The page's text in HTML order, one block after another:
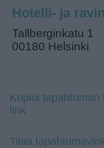
Hotelli- ja
Tallberginkatu 1
00180 Helsinki
Kopioi
link
Tilaa